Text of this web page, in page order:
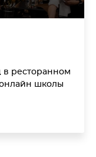
в ресторанном
школы